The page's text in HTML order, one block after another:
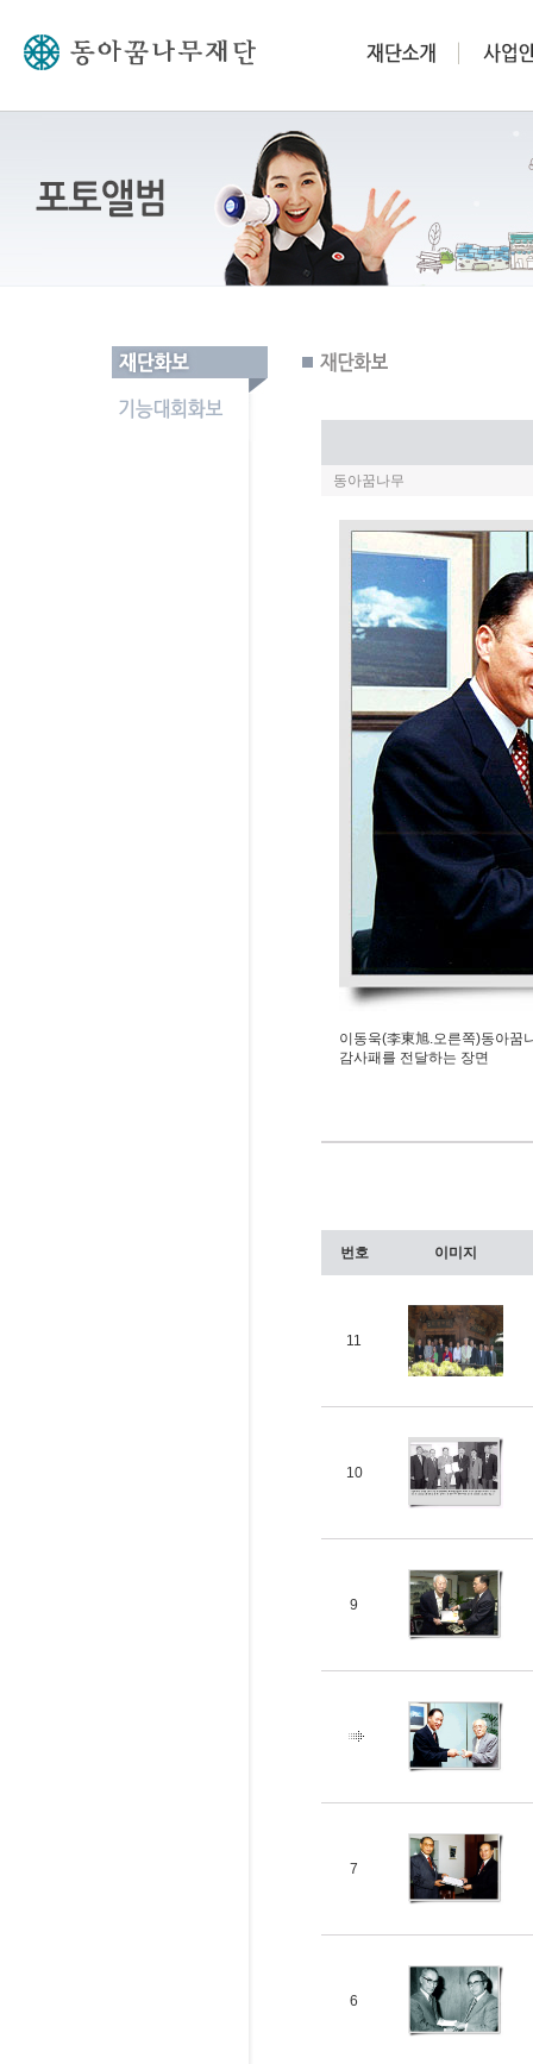
동아꿈나무
이동욱(李東旭.오른쪽)동아꿈
감사패를 전달하는 장면
번호 이미지
11
10
9
7
6